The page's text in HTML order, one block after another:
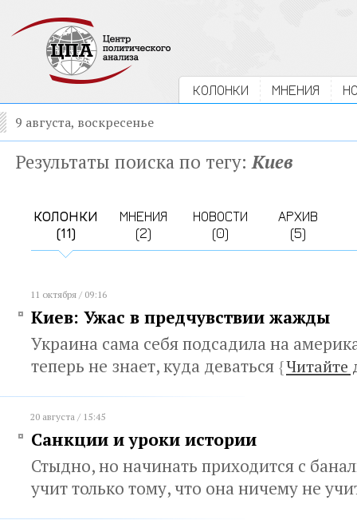
КОЛОНКИ МНЕНИЯ
9 августа, воскресенье
Результаты поиска по тегу:Киев
КОЛОНКИ
(11)
МНЕНИЯ
(2)
НОВОСТИ
(0)
АРХИВ
(5)
11 октября / 09:16
Киев: Ужас в предчувствии жажды
Украина сама себя подсадила на
теперь не знает, куда деваться {Читайте
20 августа / 15:45
Санкции и уроки истории
Стыдно, но начинать приходится с
учит только тому, что она ничему не